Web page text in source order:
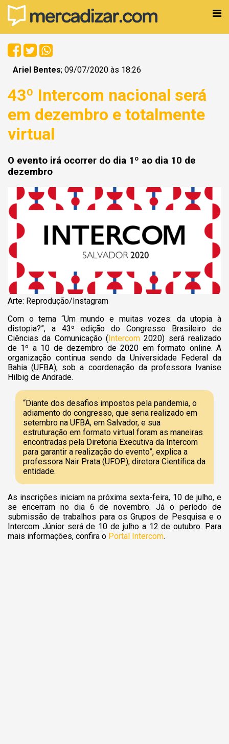
Ariel Bentes; 09/07/2020 às 18:26
43º Intercom nacional será
em dezembro e totalmente
virtual
O evento irá ocorrer do dia 1º ao dia 10 de
dezembro
Arte: Reprodução/Instagram
Com o tema “Um mundo e muitas vozes: da utopia à
distopia?”, a 43º edição do Congresso Brasileiro de
Ciências da Comunicação (Intercom 2020) será realizado
de 1º a 10 de dezembro de 2020 em formato online. A
organização continua sendo da Universidade Federal da
Bahia (UFBA), sob a coordenação da professora Ivanise
Hilbig de Andrade.
“Diante dos desafios impostos pela pandemia, o
adiamento do congresso, que seria realizado em
setembro na UFBA, em Salvador, e sua
estruturação em formato virtual foram as maneiras
encontradas pela Diretoria Executiva da Intercom
para garantir a realização do evento”, explica a
professora Nair Prata (UFOP), diretora Científica da
entidade.
As inscrições iniciam na próxima sexta-feira, 10 de julho, e
se encerram no dia 6 de novembro. Já o período de
submissão de trabalhos para os Grupos de Pesquisa e o
Intercom Júnior será de 10 de julho a 12 de outubro. Para
mais informações, confira o Portal Intercom.